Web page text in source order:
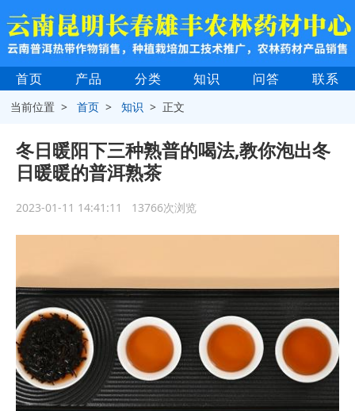
首页 产品 分类 知识 问答 联系
当前位置 >首页 >知识 > 正文
冬日暖阳下三种熟普的喝法,教你泡出冬
日暖暖的普洱熟茶
2023-01-11 14:41:11 13766次浏览